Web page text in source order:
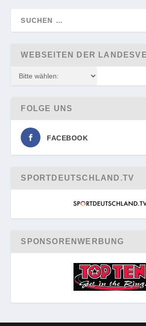
WEBSEITEN DER
FOLGE UNS
FACEBOOK
SPORTDEUTSCHLAND.TV
SPONSORENWERBUNG